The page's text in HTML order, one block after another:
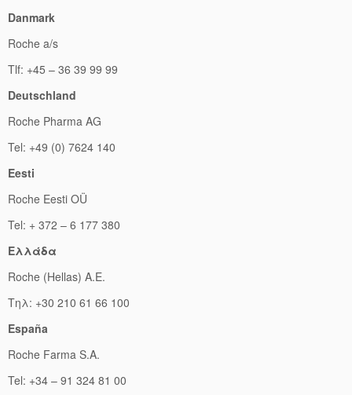
Danmark
Roche a/s
Tlf: +45 – 36 39 99 99
Deutschland
Roche Pharma AG
Tel: +49 (0) 7624 140
Eesti
Roche Eesti OÜ
Tel: + 372 – 6 177 380
Ελλάδα
Roche (Hellas) A.E.
Τηλ: +30 210 61 66 100
España
Roche Farma S.A.
Tel: +34 – 91 324 81 00